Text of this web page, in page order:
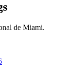
de Miami.